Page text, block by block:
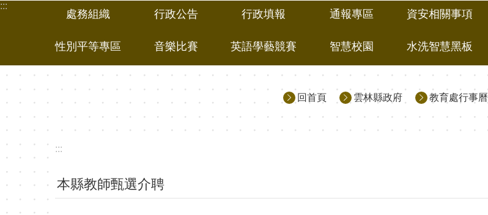
跳到主要內容區塊
:::
處務組織 行政公告 行政填報 通報專區 資安相關事項
性別平等專區 音樂比賽 英語學藝競賽 智慧校園 水洗智慧黑板
回首頁 雲林縣政府 教育處行事曆
:::
本縣教師甄選介聘